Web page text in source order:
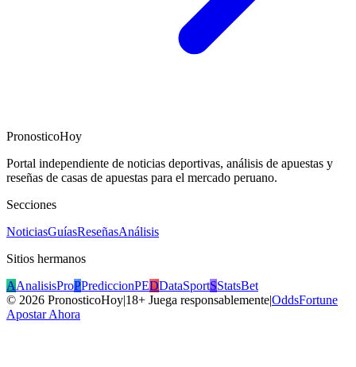
PronosticoHoy
Portal independiente de noticias deportivas, análisis de apuestas y
reseñas de casas de apuestas para el mercado peruano.
Secciones
NoticiasGuíasReseñasAnálisis
Sitios hermanos
AAnalisisProPPrediccionPEDDataSportSStatsBet
© 2026 PronosticoHoy|18+ Juega responsablemente|OddsFortune
Apostar Ahora